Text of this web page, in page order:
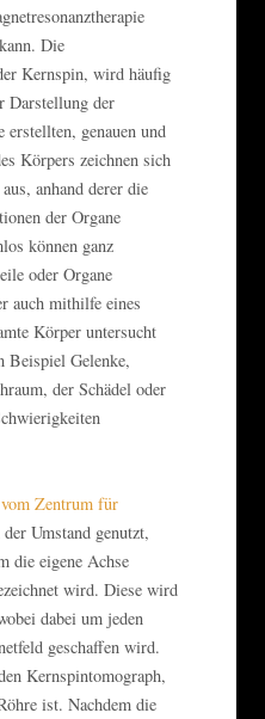
Die
Kernspin, wird häufig
Darstellung der
genauen und
Körpers zeichnen sich
anhand derer die
der Organe
können ganz
oder Organe
auch mithilfe eines
Körper untersucht
Beispiel Gelenke,
der Schädel oder
Zentrum für
Umstand genutzt,
die eigene Achse
wird. Diese wird
dabei um jeden
geschaffen wird.
Kernspintomograph,
ist. Nachdem die